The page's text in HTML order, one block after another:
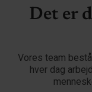
Det er
Vores team
hver dag